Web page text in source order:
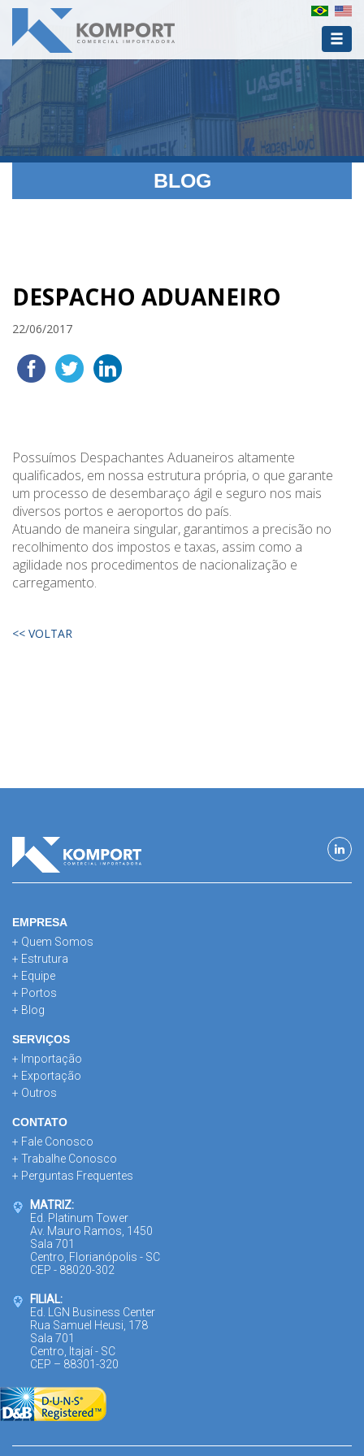
BLOG
DESPACHO ADUANEIRO
22/06/2017
Possuímos Despachantes Aduaneiros altamente
qualificados, em nossa estrutura própria, o que garante
um processo de desembaraço ágil e seguro nos mais
diversos portos e aeroportos do país.
Atuando de maneira singular, garantimos a precisão no
recolhimento dos impostos e taxas, assim como a
agilidade nos procedimentos de nacionalização e
carregamento.
<< VOLTAR
EMPRESA
+ Quem Somos
+ Estrutura
+ Equipe
+ Portos
+ Blog
SERVIÇOS
+ Importação
+ Exportação
+ Outros
CONTATO
+ Fale Conosco
+ Trabalhe Conosco
+ Perguntas Frequentes
MATRIZ:
Ed. Platinum Tower
Av. Mauro Ramos, 1450
Sala 701
Centro, Florianópolis - SC
CEP - 88020-302
FILIAL:
Ed. LGN Business Center
Rua Samuel Heusi, 178
Sala 701
Centro, Itajaí - SC
CEP – 88301-320